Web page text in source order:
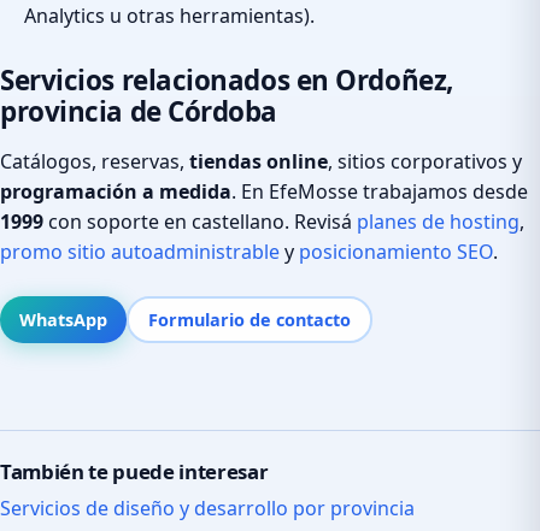
Analytics u otras herramientas).
Servicios relacionados en Ordoñez,
provincia de Córdoba
Catálogos, reservas, tiendas online, sitios corporativos y
programación a medida. En EfeMosse trabajamos desde
1999con soporte en castellano. Revisá planes de hosting,
promo sitio autoadministrabley posicionamiento SEO.
WhatsApp Formulario de contacto
También te puede interesar
Servicios de diseño y desarrollo por provincia